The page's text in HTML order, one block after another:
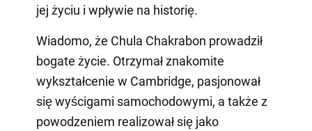
jej życiu i wpływie na historię.
Wiadomo, że Chula Chakrabon prowadził
bogate życie. Otrzymał znakomite
wykształcenie w Cambridge, pasjonował
się wyścigami samochodowymi, a także z
powodzeniem realizował się jako